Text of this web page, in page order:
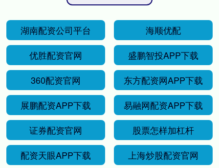
湖南配资公司平台
海顺优配
优胜配资官网
盛鹏智投APP下载
360配资官网
东方配资网APP下载
展鹏配资APP下载
易融网配资APP下载
证券配资官网
股票怎样加杠杆
配资天眼APP下载
上海炒股配资官网